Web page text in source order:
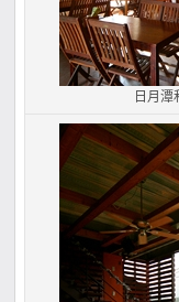
日月潭